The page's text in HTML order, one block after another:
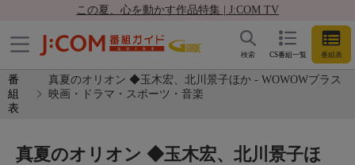
この夏、心を動かす作品特集 | J:COM TV
CS番組一覧 番組表
検索
番
組
表
真夏のオリオン ◆玉木宏、北川景子ほか - WOWOWプラス
映画・ドラマ・スポーツ・音楽
真夏のオリオン ◆玉木宏、北川景子ほ